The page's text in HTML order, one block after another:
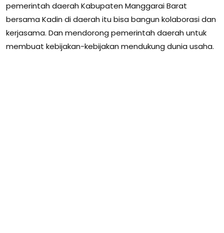
pemerintah daerah Kabupaten Manggarai Barat
bersama Kadin di daerah itu bisa bangun kolaborasi dan
kerjasama. Dan mendorong pemerintah daerah untuk
membuat kebijakan-kebijakan mendukung dunia usaha.